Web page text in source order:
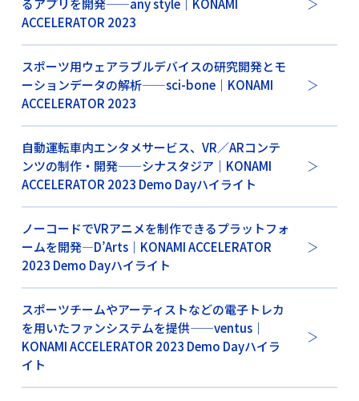
るアプリを開発——any style｜KONAMI
ACCELERATOR 2023
スポーツ用ウェアラブルデバイスの研究開発とモ
ーションデータの解析——sci-bone｜KONAMI
ACCELERATOR 2023
自動運転車内エンタメサービス、VR／ARコンテ
ンツの制作・開発——シナスタジア｜KONAMI
ACCELERATOR 2023 Demo Dayハイライト
ノーコードでVRアニメを制作できるプラットフォ
ームを開発—D’Arts｜KONAMI ACCELERATOR
2023 Demo Dayハイライト
スポーツチームやアーティストなどの電子トレカ
を用いたファンシステムを提供——ventus｜
KONAMI ACCELERATOR 2023 Demo Dayハイラ
イト